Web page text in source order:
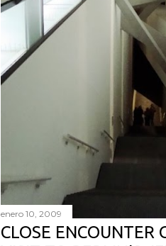
enero 10, 2009
CLOSE